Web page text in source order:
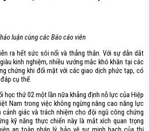
luận cùng các Báo cáo viên
ra hết sức sôi nổi và thẳng thắn. Với sự dẫn dắt
kinh nghiệm, nhiều vướng mắc khó khăn tại các
chứng khi đối mặt với các giao dịch phức tạp, có
cụ thể.
học thứ 02 một lần nữa khẳng định nỗ lực của Hiệp
Nam trong việc không ngừng nâng cao năng lực
giác và trách nhiệm cho đội ngũ công chứng
kỹ năng thực chiến này là mắt xích quan trọng